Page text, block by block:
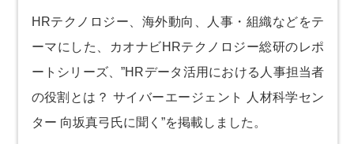
サイトマップ
HRテクノロジー、海外動向、人事・組織などをテ
ーマにした、カオナビHRテクノロジー総研のレポ
ートシリーズ、”HRデータ活用における人事担当者
の役割とは？ サイバーエージェント 人材科学セン
ター 向坂真弓氏に聞く”を掲載しました。